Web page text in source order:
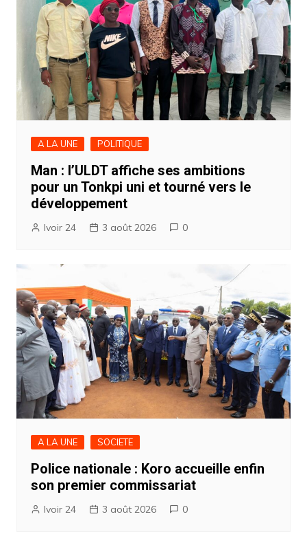
A LA UNE POLITIQUE
Man : l’ULDT affiche ses ambitions
pour un Tonkpi uni et tourné vers le
développement
Ivoir 24 3 août 2026 0
A LA UNE SOCIETE
Police nationale : Koro accueille enfin
son premier commissariat
Ivoir 24 3 août 2026 0